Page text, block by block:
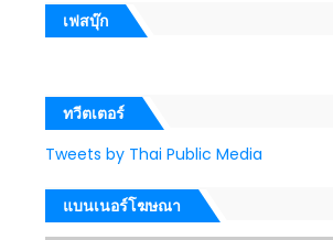
เฟสบุ๊ก
ทวีตเตอร์
Tweets by Thai Public Media
แบนเนอร์โฆษณา